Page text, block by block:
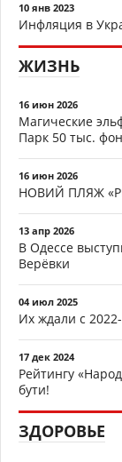
10 янв 2023
Инфляция в
ЖИЗНЬ
16 июн 2026
Магические
Парк 50 тыс.
16 июн 2026
НОВИЙ ПЛЯЖ
13 апр 2026
В Одессе
Верёвки
04 июл 2025
Их ждали с
17 дек 2024
Рейтингу
бути!
ЗДОРОВЬЕ